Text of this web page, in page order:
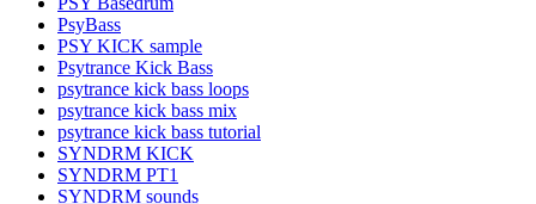
PsyBass
PSY KICK sample
Psytrance Kick Bass
psytrance kick bass loops
psytrance kick bass mix
psytrance kick bass tutorial
SYNDRM KICK
SYNDRM PT1
SYNDRM sounds